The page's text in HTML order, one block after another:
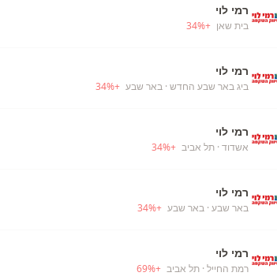
רמי לוי
בית שאן +
34%
רמי לוי
ביג באר שבע החדש · באר שבע +
34%
רמי לוי
אשדוד · תל אביב +
34%
רמי לוי
באר שבע · באר שבע +
34%
רמי לוי
רמת החייל · תל אביב +
69%